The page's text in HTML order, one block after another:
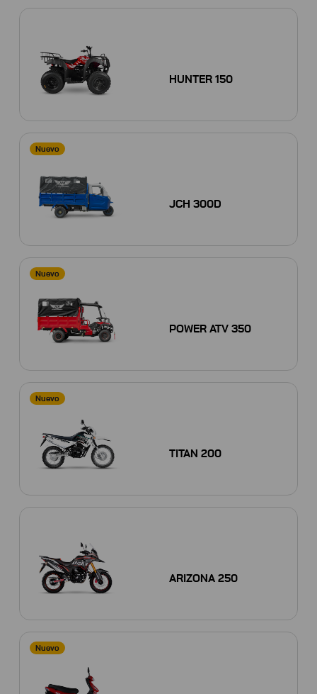
HUNTER 150
Nuevo
JCH 300D
Nuevo
POWER ATV 350
Nuevo
TITAN 200
ARIZONA 250
Nuevo